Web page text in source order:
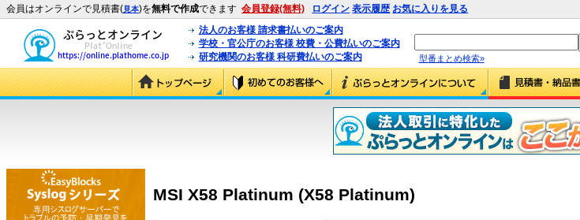
会員はオンラインで見積書(見本)を無料で作成できます 会員登録(無料) ログイン 表示履歴 お気に入りを見る
法人のお客様 請求書払いのご案内
学校・官公庁のお客様 校費・公費払いのご案内
研究機関のお客様 科研費払いのご案内
型番まとめ検索»
MSI X58 Platinum (X58 Platinum)